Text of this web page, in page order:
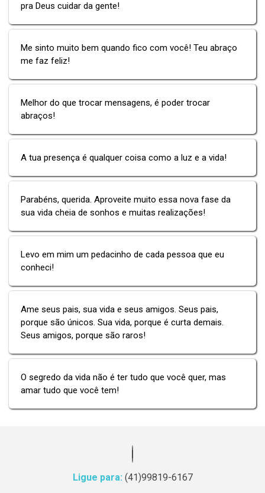
pra Deus cuidar da gente!
Me sinto muito bem quando fico com você! Teu abraço
me faz feliz!
Melhor do que trocar mensagens, é poder trocar
abraços!
A tua presença é qualquer coisa como a luz e a vida!
Parabéns, querida. Aproveite muito essa nova fase da
sua vida cheia de sonhos e muitas realizações!
Levo em mim um pedacinho de cada pessoa que eu
conheci!
Ame seus pais, sua vida e seus amigos. Seus pais,
porque são únicos. Sua vida, porque é curta demais.
Seus amigos, porque são raros!
O segredo da vida não é ter tudo que você quer, mas
amar tudo que você tem!
Ligue para: (41)99819-6167